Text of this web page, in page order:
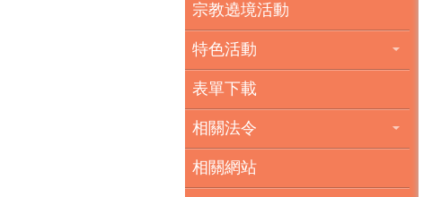
宗教遶境活動
特色活動
表單下載
相關法令
相關網站